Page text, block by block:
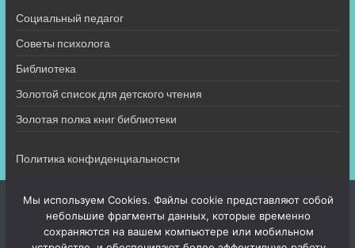
Социальный педагог
Советы психолога
Библиотека
Золотой список для детского чтения
Золотая полка книг библиотеки
Политика конфиденциальности
Мы используем Cookies. Файлы cookie представляют собой
небольшие фрагменты данных, которые временно
сохраняются на вашем компьютере или мобильном